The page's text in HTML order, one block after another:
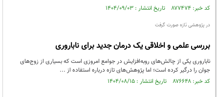
کد خبر: ۸۷۷۴۷۴ تاریخ انتشار : ۱۴۰۴/۰۹/۰۳
در پژوهشی تازه صورت گرفت
بررسی علمی و اخلاقی یک درمان جدید برای ناباروری
ناباروری یکی از چالش‌های روبه‌افزایش در جوامع امروزی است که بسیاری از زوج‌های
جوان را درگیر کرده است؛ اما پژوهش‌های تازه درباره استفاده از ...
کد خبر: ۸۷۶۶۴۸ تاریخ انتشار : ۱۴۰۴/۰۸/۱۵